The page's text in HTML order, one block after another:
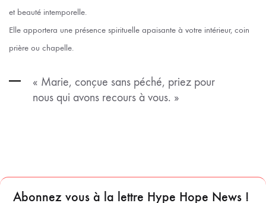
et beauté intemporelle.
Elle apportera une présence spirituelle apaisante à votre intérieur, coin
prière ou chapelle.
« Marie, conçue sans péché, priez pour
nous qui avons recours à vous. »
Abonnez vous à la lettre Hype Hope News !